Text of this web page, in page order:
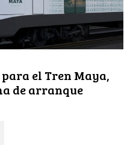
el Tren Maya,
de arranque